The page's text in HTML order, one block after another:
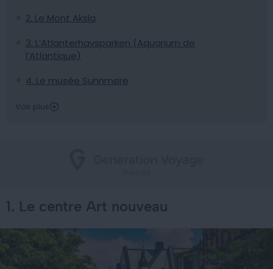
2. Le Mont Aksla
3. L’Atlanterhavsparken (Aquarium de
l’Atlantique)
4. Le musée Sunnmøre
Voir plus
1. Le centre Art nouveau